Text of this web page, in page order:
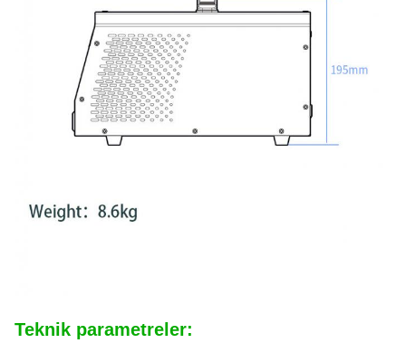
Teknik parametreler: